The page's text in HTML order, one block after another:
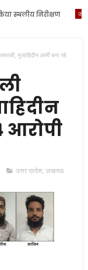
निरीक्षण उत्तर प्रदेश
मुजाहिदीन आर्मी बना रहे
आरोपी
उत्तर प्रदेश, लखनऊ